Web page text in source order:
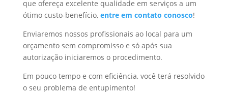
que ofereça excelente qualidade em serviços a um
ótimo custo-benefício, entre em contato conosco!
Enviaremos nossos profissionais ao local para um
orçamento sem compromisso e só após sua
autorização iniciaremos o procedimento.
Em pouco tempo e com eficiência, você terá resolvido
o seu problema de entupimento!